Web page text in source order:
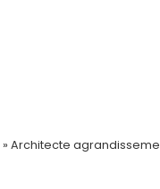
» Architecte